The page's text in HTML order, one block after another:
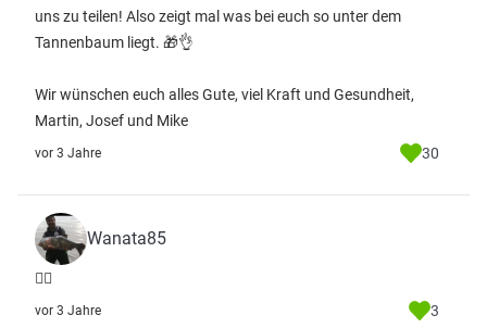
uns zu teilen! Also zeigt mal was bei euch so unter dem
Tannenbaum liegt. 🎁👌
Wir wünschen euch alles Gute, viel Kraft und Gesundheit,
Martin, Josef und Mike
vor 3 Jahre 30
Wanata85
👍🏻
vor 3 Jahre 3